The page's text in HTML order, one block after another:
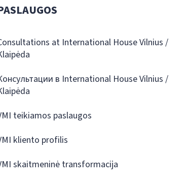
at International House Vilnius /
в International House Vilnius /
teikiamos paslaugos
kliento profilis
skaitmeninė transformacija